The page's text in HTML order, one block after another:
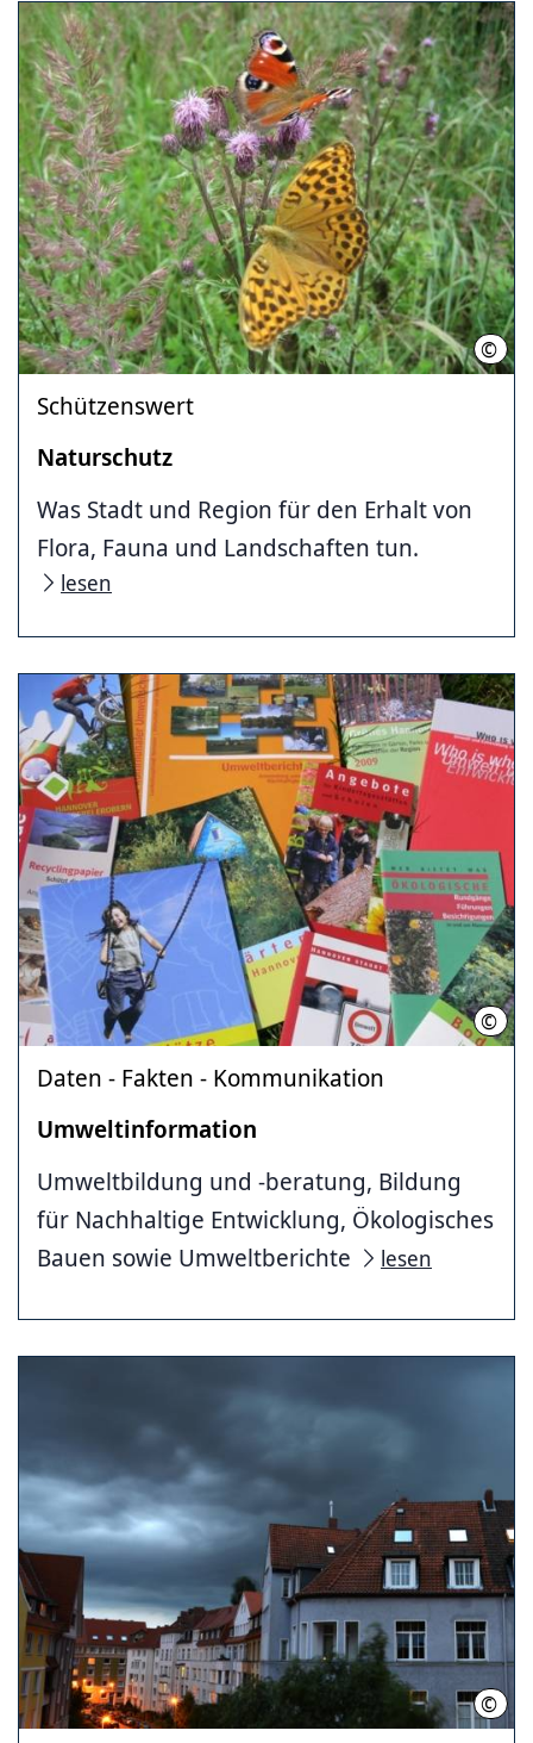
©
Schützenswert
Naturschutz
Was Stadt und Region für den Erhalt von
Flora, Fauna und Landschaften tun.
lesen
©
Daten - Fakten - Kommunikation
Umweltinformation
Umweltbildung und -beratung, Bildung
für Nachhaltige Entwicklung, Ökologisches
Bauen sowie Umweltberichte
lesen
©